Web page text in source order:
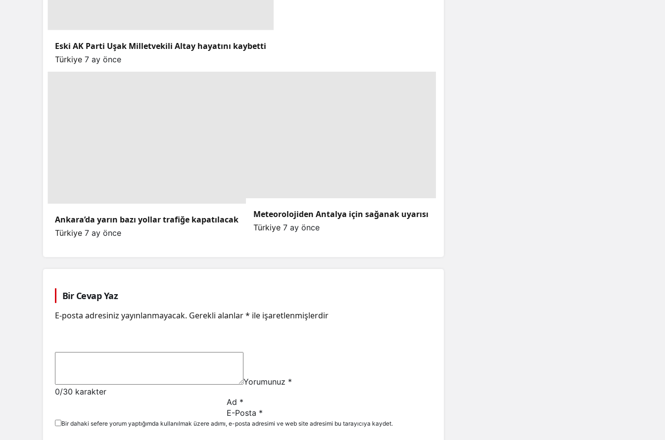
Eski AK Parti Uşak Milletvekili Altay hayatını kaybetti
Türkiye 7 ay önce
Ankara’da yarın bazı yollar trafiğe kapatılacak
Türkiye 7 ay önce
Meteorolojiden Antalya için sağanak uyarısı
Türkiye 7 ay önce
Bir Cevap Yaz
E-posta adresiniz yayınlanmayacak. Gerekli alanlar* ile işaretlenmişlerdir
Yorumunuz *
0/30 karakter
Ad *
E-Posta *
Bir dahaki sefere yorum yaptığımda kullanılmak üzere adımı, e-posta adresimi ve web site adresimi bu tarayıcıya kaydet.